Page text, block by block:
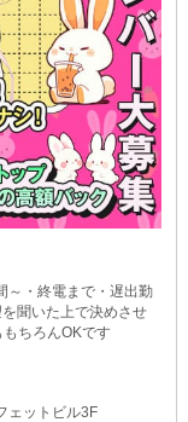
・終電まで・遅出勤
聞いた上で決めさせ
ちろんOKです
ェットビル3F